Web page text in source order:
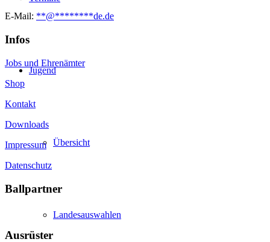
Jugend
Übersicht
Landesauswahlen
E-Mail: **@********de.de
Infos
Jobs und Ehrenämter
Shop
Kontakt
Downloads
Impressum
Datenschutz
Ballpartner
Ausrüster